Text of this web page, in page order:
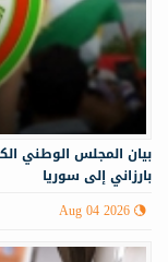
‏‏بيان المجلس الوطني
بارزاني إلى سوريا
Aug 04 2026